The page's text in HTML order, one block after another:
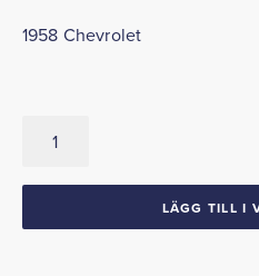
1958 Chevrolet
Overhaul
LÄGG TILL I